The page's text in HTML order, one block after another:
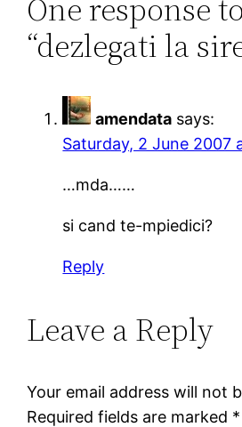
One response to
“dezlegati la
amendata says:
Saturday, 2 June 2007
…mda……
si cand te-mpiedici?
Reply
Leave a Reply
Your email address will not
Required fields are marked *